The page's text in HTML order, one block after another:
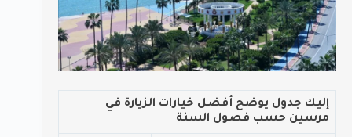
إليك جدول يوضح أفضل خيارات الزيارة في
مرسين حسب فصول السنة